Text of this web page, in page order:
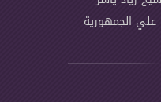
علي الجمهورية